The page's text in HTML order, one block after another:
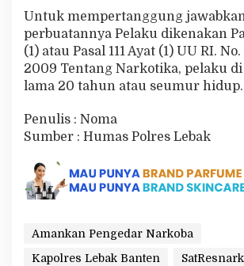
Untuk mempertanggung
perbuatannya Pelaku dikenakan
(1) atau Pasal 111 Ayat (1) UU RI.
2009 Tentang Narkotika, pelaku
lama 20 tahun atau seumur hidup.
Penulis : Noma
Sumber : Humas Polres Lebak
Amankan Pengedar Narkoba
Kapolres Lebak Banten